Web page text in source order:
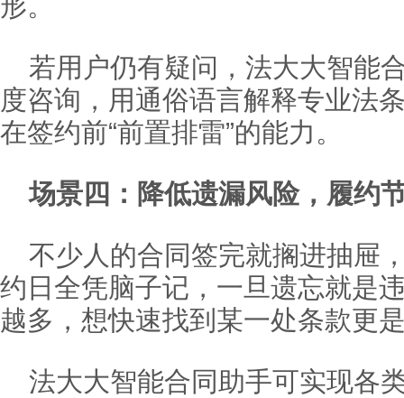
若用户仍有疑问，法大大智能
度咨询，用通俗语言解释专业法
在签约前“前置排雷”的能力。
场景四：降低遗漏风险，履约
不少人的合同签完就搁进抽屉
约日全凭脑子记，一旦遗忘就是
越多，想快速找到某一处条款更
法大大智能合同助手可实现各